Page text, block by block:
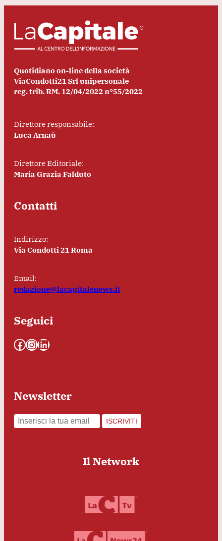
Quotidiano on-line della società
ViaCondotti21 Srl unipersonale
reg. trib. RM. 12/04/2022 n°55/2022
Direttore responsabile:
Luca Arnaù
Direttore Editoriale:
Maria Grazia Falduto
Contatti
Indirizzo:
Via Condotti 21 Roma
Email:
redazione@lacapitalenews.it
Seguici
Facebook InstagramLinkedIn
Newsletter
ISCRIVITI
Il Network